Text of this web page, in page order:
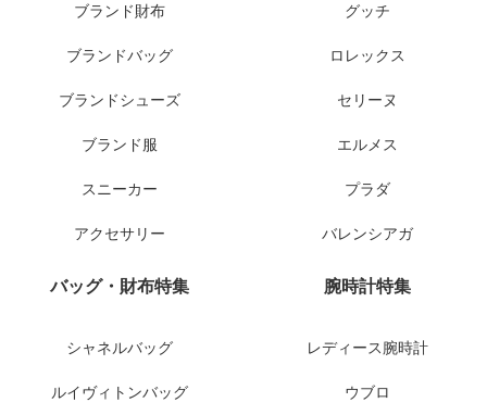
ブランド財布
ブランドバッグ
ブランドシューズ
ブランド服
スニーカー
アクセサリー
グッチ
ロレックス
セリーヌ
エルメス
プラダ
バレンシアガ
バッグ・財布特集
シャネルバッグ
ルイヴィトンバッグ
腕時計特集
レディース腕時計
ウブロ